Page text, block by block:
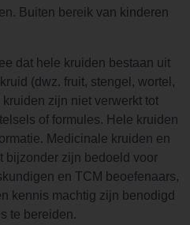
Buiten bereik van kinderen
dat hele kruiden bestaan uit
(dwz. fruit, stengel, wortel,
zijn niet verwerkt tot
of formules. Hele kruiden
Medicinale kruiden en
bijzonder zijn bedoeld voor
en TCM beoefenaars,
kennis machtig zijn benodigd
te bereiden.